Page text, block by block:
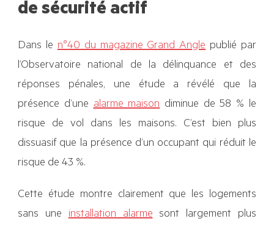
de sécurité actif
Dans len°40 du magazine Grand Anglepublié par
l’Observatoire national de la délinquance et des
réponses pénales, une étude a révélé que la
présence d’unealarme maisondiminue de 58 % le
risque de vol dans les maisons. C’est bien plus
dissuasif que la présence d’un occupant qui réduit le
risque de 43 %.
Cette étude montre clairement que les logements
sans uneinstallation alarmesont largement plus